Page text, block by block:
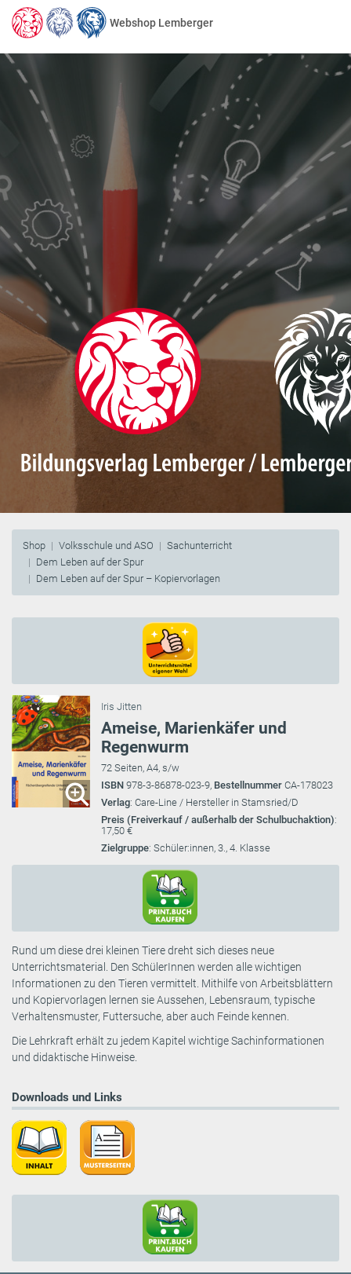
Webshop Lemberger
Shop Volksschule und ASO
Sachunterricht
Dem Leben auf der Spur
Dem Leben auf der Spur – Kopiervorlagen
Iris Jitten
Ameise, Marienkäfer und
Regenwurm
72 Seiten, A4, s/w
ISBN 978-3-86878-023-9, Bestellnummer CA-178023
Verlag: Care-Line / Hersteller in Stamsried/D
Preis (Freiverkauf / außerhalb der Schulbuchaktion):
17,50 €
Zielgruppe: Schüler:innen, 3., 4. Klasse
Rund um diese drei kleinen Tiere dreht sich dieses neue
Unterrichtsmaterial. Den SchülerInnen werden alle wichtigen
Informationen zu den Tieren vermittelt. Mithilfe von Arbeitsblättern
und Kopiervorlagen lernen sie Aussehen, Lebensraum, typische
Verhaltensmuster, Futtersuche, aber auch Feinde kennen.
Die Lehrkraft erhält zu jedem Kapitel wichtige Sachinformationen
und didaktische Hinweise.
Downloads und Links